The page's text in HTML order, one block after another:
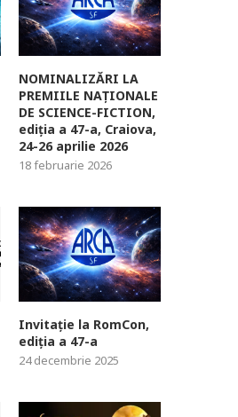
NOMINALIZĂRI LA
PREMIILE NAȚIONALE
DE SCIENCE-FICTION,
ediția a 47-a, Craiova,
24-26 aprilie 2026
18 februarie 2026
Invitație la RomCon,
ediția a 47-a
24 decembrie 2025